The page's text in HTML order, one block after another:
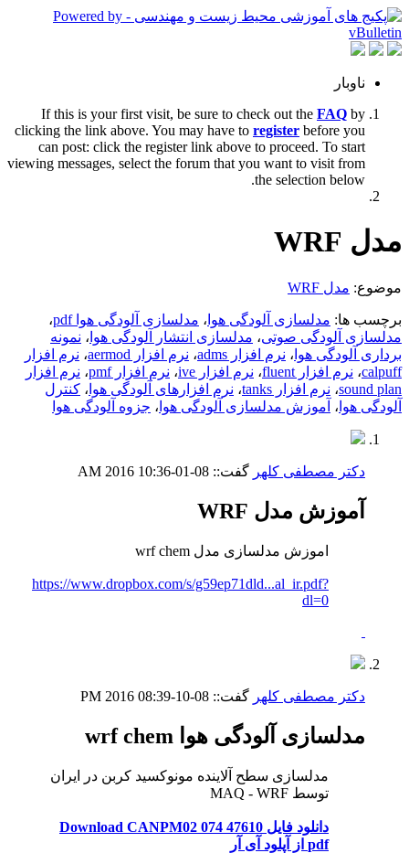
ناوبار
If this is your first visit, be sure to check out the FAQ by
clicking the link above. You may have to register before you
can post: click the register link above to proceed. To start
viewing messages, select the forum that you want to visit from
the selection below.
مدل WRF
موضوع: مدل WRF
برچسب ها: مدلسازی آلودگی هوا ، مدلسازی آلودگی هوا pdf
،
مدلسازی آلودگی صوتی، مدلسازی انتشار آلودگی هوا ، نمونه
برداری آلودگی هوا ، نرم افزار adms ، نرم افزار aermod ، نرم افزار
calpuff، نرم افزار fluent ، نرم افزار ive ، نرم افزار pmf ، نرم افزار
sound plan، نرم افزار tanks ، نرم افزارهای آلودگی هوا ، کنترل
آلودگی هوا ، آموزش مدلسازی آلودگی هوا ، جزوه آلودگی هوا
دکتر مصطفی کلهر گفت:: 08-01-2016
10:36 AM
آموزش مدل WRF
اموزش مدلسازی مدل wrf chem
https://www.dropbox.com/s/g59ep71dld...al_ir.pdf?
dl=0
دکتر مصطفی کلهر گفت:: 08-10-2016
08:39 PM
مدلسازی آلودگی هوا wrf chem
مدلسازی سطح آلاینده مونوکسید کربن در ایران
توسط MAQ - WRF
دانلود فایل Download CANPM02 074 47610
pdf از آپلود آی آر